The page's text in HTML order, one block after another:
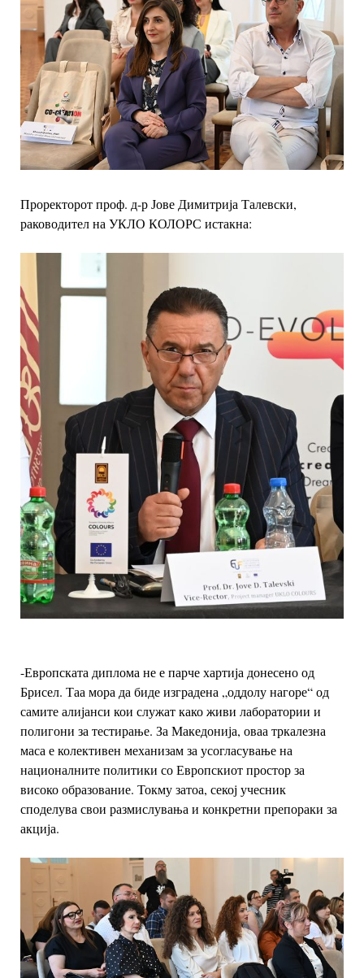
Проректорот проф. д-р Јове Димитрија Талевски,
раководител на УКЛО КОЛОРС истакна:
-Европската диплома не е парче хартија донесено од
Брисел. Таа мора да бидеизградена „оддолу нагоре“ од
самите алијанси кои служат како живи лаборатории и
полигони за тестирање. За Македонија, оваа тркалезна
маса е колективен механизамза усогласување на
националните политики со Европскиот простор за
високообразование. Токму затоа, секој учесник
споделува свои размислувања и конкретни препораки за
акција.